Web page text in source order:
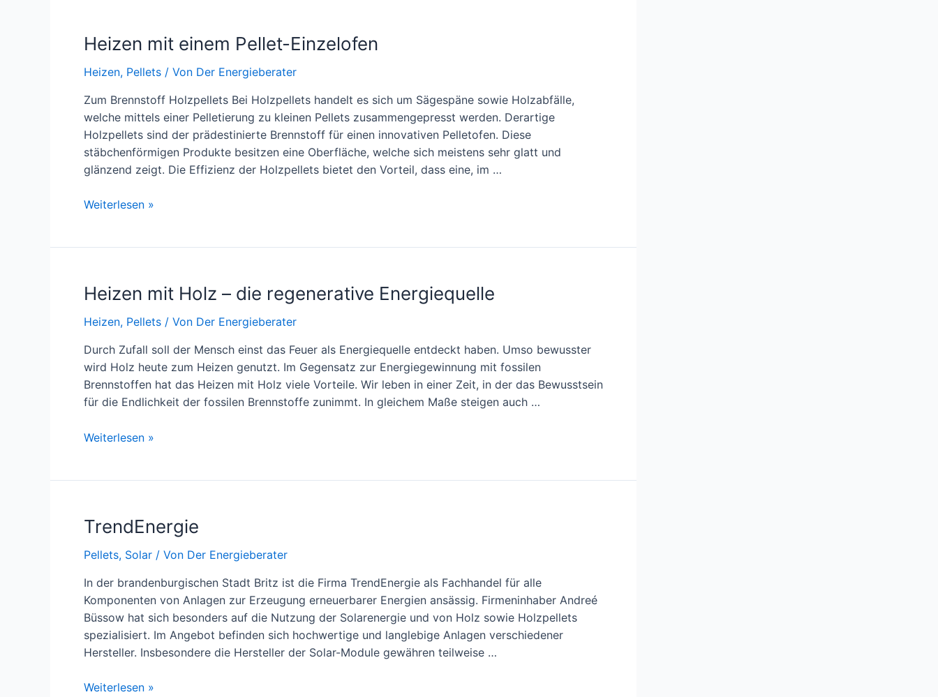
Heizen mit einem Pellet-Einzelofen
Heizen, Pellets / Von Der Energieberater
Zum Brennstoff Holzpellets Bei Holzpellets handelt es sich um Sägespäne sowie Holzabfälle,
welche mittels einer Pelletierung zu kleinen Pellets zusammengepresst werden. Derartige
Holzpellets sind der prädestinierte Brennstoff für einen innovativen Pelletofen. Diese
stäbchenförmigen Produkte besitzen eine Oberfläche, welche sich meistens sehr glatt und
glänzend zeigt. Die Effizienz der Holzpellets bietet den Vorteil, dass eine, im …
Heizen
Weiterlesen »
Heizen mit Holz – die regenerative Energiequelle
Heizen, Pellets / Von Der Energieberater
Durch Zufall soll der Mensch einst das Feuer als Energiequelle entdeckt haben. Umso bewusster
wird Holz heute zum Heizen genutzt. Im Gegensatz zur Energiegewinnung mit fossilen
Brennstoffen hat das Heizen mit Holz viele Vorteile. Wir leben in einer Zeit, in der das Bewusstsein
für die Endlichkeit der fossilen Brennstoffe zunimmt. In gleichem Maße steigen auch …
Heizen
regenerative
Weiterlesen »
TrendEnergie
Pellets, Solar / Von Der Energieberater
In der brandenburgischen Stadt Britz ist die Firma TrendEnergie als Fachhandel für alle
Komponenten von Anlagen zur Erzeugung erneuerbarer Energien ansässig. Firmeninhaber Andreé
Büssow hat sich besonders auf die Nutzung der Solarenergie und von Holz sowie Holzpellets
spezialisiert. Im Angebot befinden sich hochwertige und langlebige Anlagen verschiedener
Hersteller. Insbesondere die Hersteller der Solar-Module gewähren teilweise …
TrendEnergie
Weiterlesen »